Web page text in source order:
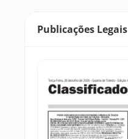
Publicações Legais